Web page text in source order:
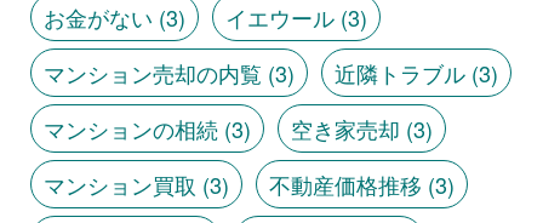
お金がない (3) イエウール(3)
マンション売却の内覧 (3) 近隣トラブル(3)
マンションの相続(3) 空き家売却 (3)
マンション買取 (3) 不動産価格推移 (3)